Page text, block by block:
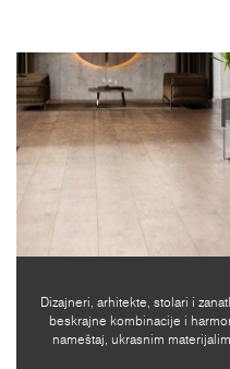
Dizajneri, arhitekte, stolari i
beskrajne kombinacije i
nameštaj, ukrasnim